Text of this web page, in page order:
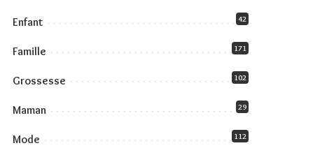
Enfant 42
Famille 171
Grossesse 102
Maman 29
Mode 112